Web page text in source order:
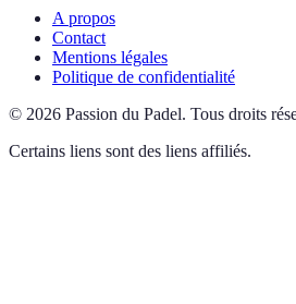
A propos
Contact
Mentions légales
Politique de confidentialité
© 2026 Passion du Padel. Tous droits
Certains liens sont des liens affiliés.